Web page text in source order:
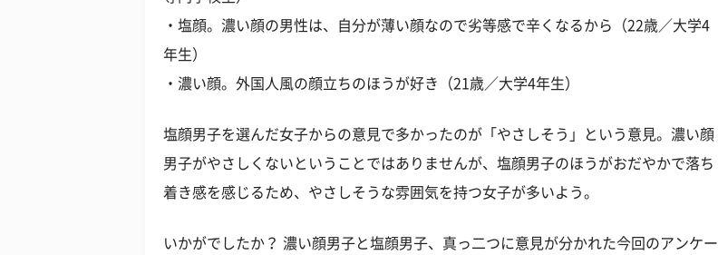
・塩顔。濃い顔の男性は、自分が薄い顔なので劣等感で辛くなるから（22歳／大学4
年生）
・濃い顔。外国人風の顔立ちのほうが好き（21歳／大学4年生）
塩顔男子を選んだ女子からの意見で多かったのが「やさしそう」という意見。濃い顔
男子がやさしくないということではありませんが、塩顔男子のほうがおだやかで落ち
着き感を感じるため、やさしそうな雰囲気を持つ女子が多いよう。
いかがでしたか？ 濃い顔男子と塩顔男子、真っ二つに意見が分かれた今回のアンケー